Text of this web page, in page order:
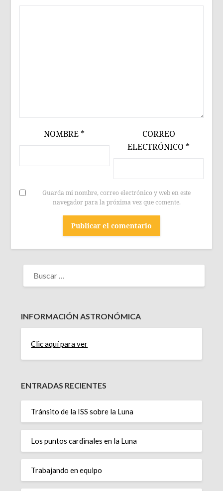
NOMBRE *
CORREO
ELECTRÓNICO *
Guarda mi nombre, correo electrónico y web en este
navegador para la próxima vez que comente.
BUSCAR:
INFORMACIÓN ASTRONÓMICA
Clic aquí para ver
ENTRADAS RECIENTES
Tránsito de la ISS sobre la Luna
Los puntos cardinales en la Luna
Trabajando en equipo